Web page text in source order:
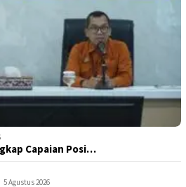
Capaian Posi…
5 Agustus 2026